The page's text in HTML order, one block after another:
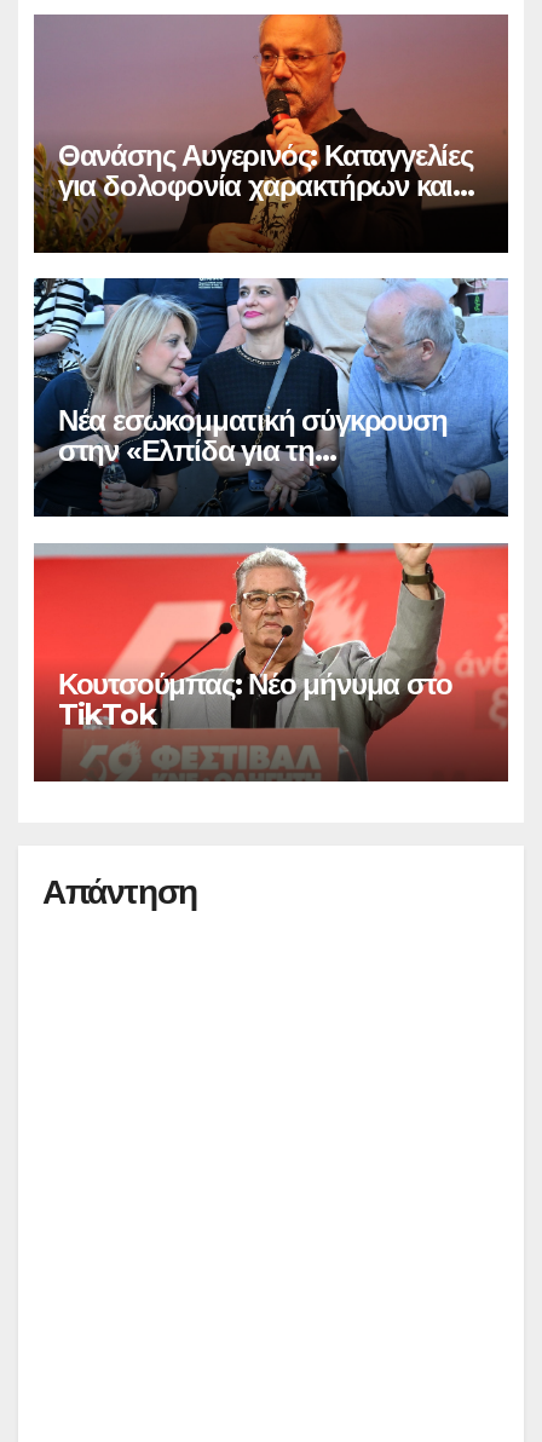
Θανάσης Αυγερινός: Καταγγελίες
για δολοφονία χαρακτήρων και
παραπληροφόρηση
Νέα εσωκομματική σύγκρουση
στην «Ελπίδα για τη
Δημοκρατία»
Κουτσούμπας: Νέο μήνυμα στο
TikTok
Απάντηση